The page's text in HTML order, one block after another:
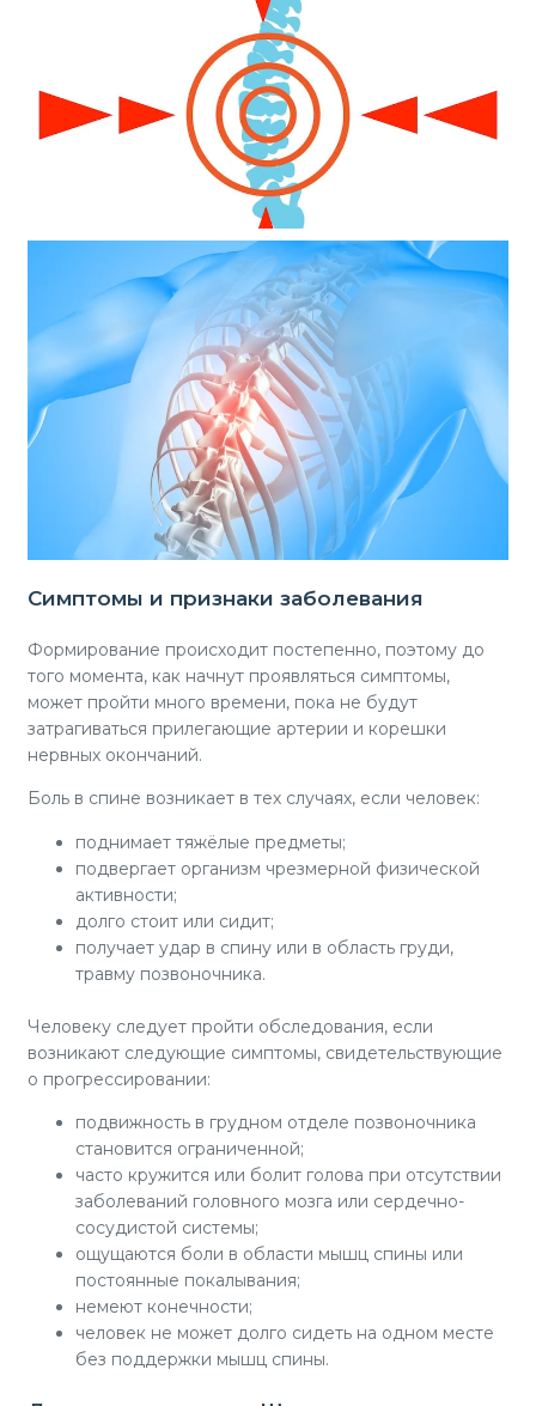
Симптомы и признаки заболевания
Формирование происходит постепенно, поэтому до
того момента, как начнут проявляться симптомы,
может пройти много времени, пока не будут
затрагиваться прилегающие артерии и корешки
нервных окончаний.
Боль в спине возникает в тех случаях, если человек:
поднимает тяжёлые предметы;
подвергает организм чрезмерной физической
активности;
долго стоит или сидит;
получает удар в спину или в область груди,
травму позвоночника.
Человеку следует пройти обследования, если
возникают следующие симптомы, свидетельствующие
о прогрессировании:
подвижность в грудном отделе позвоночника
становится ограниченной;
часто кружится или болит голова при отсутствии
заболеваний головного мозга или сердечно-
сосудистой системы;
ощущаются боли в области мышц спины или
постоянные покалывания;
немеют конечности;
человек не может долго сидеть на одном месте
без поддержки мышц спины.